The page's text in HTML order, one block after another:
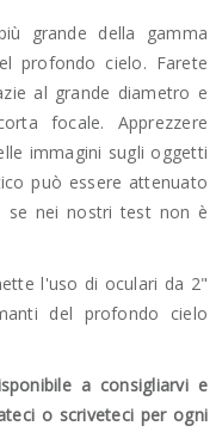
grande della gamma
profondo cielo. Farete
al grande diametro e
focale. Apprezzere
immagini sugli oggetti
può essere attenuato
se nei nostri test non è
l'uso di oculari da 2"
del profondo cielo
a consigliarvi e
o scriveteci per ogni